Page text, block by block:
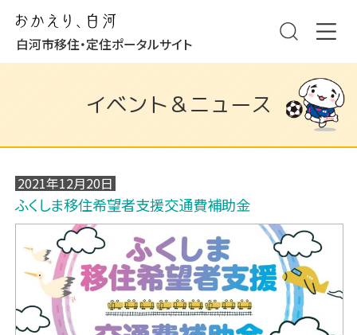
白河市移住・定住ポータルサイト
イベント＆ニュース
2021年12月20日
ふくしま移住希望者支援交通費補助金